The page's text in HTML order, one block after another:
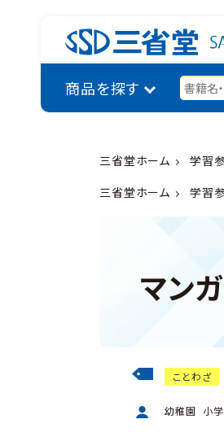
商品を探す
三省堂ホーム 学習
三省堂ホーム
学習
マン
ことわざ
幼稚園 小